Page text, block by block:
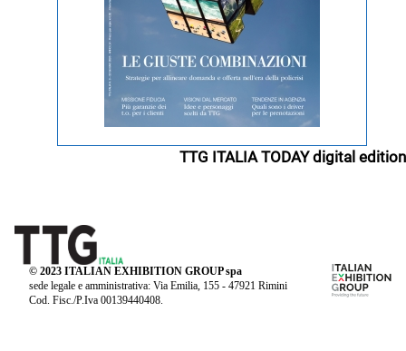
TTG ITALIA TODAY digital edition
© 2023 ITALIAN EXHIBITION GROUP spa
sede legale e amministrativa: Via Emilia, 155 - 47921 Rimini
Cod. Fisc./P.Iva 00139440408.